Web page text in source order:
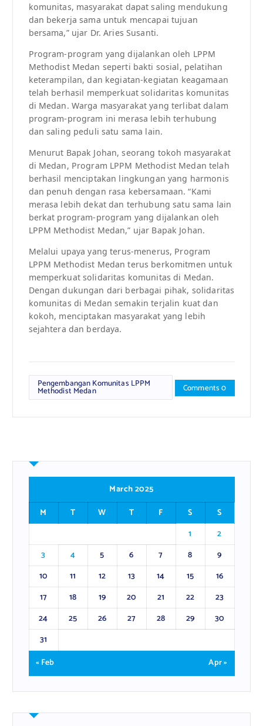
komunitas, masyarakat dapat saling mendukung
dan bekerja sama untuk mencapai tujuan
bersama,” ujar Dr. Aries Susanti.
Program-program yang dijalankan oleh LPPM
Methodist Medan seperti bakti sosial, pelatihan
keterampilan, dan kegiatan-kegiatan keagamaan
telah berhasil memperkuat solidaritas komunitas
di Medan. Warga masyarakat yang terlibat dalam
program-program ini merasa lebih terhubung
dan saling peduli satu sama lain.
Menurut Bapak Johan, seorang tokoh masyarakat
di Medan, Program LPPM Methodist Medan telah
berhasil menciptakan lingkungan yang harmonis
dan penuh dengan rasa kebersamaan. “Kami
merasa lebih dekat dan terhubung satu sama lain
berkat program-program yang dijalankan oleh
LPPM Methodist Medan,” ujar Bapak Johan.
Melalui upaya yang terus-menerus, Program
LPPM Methodist Medan terus berkomitmen untuk
memperkuat solidaritas komunitas di Medan.
Dengan dukungan dari berbagai pihak, solidaritas
komunitas di Medan semakin terjalin kuat dan
kokoh, menciptakan masyarakat yang lebih
sejahtera dan berdaya.
Pengembangan Komunitas LPPM
Methodist Medan Comments 0
March 2025
M
T W T F S
S
1
2
3
4 5 6 7 8
9
10
11 12 13 14 15
16
17
18 19 20 21 22
23
24
25 26 27 28 29
30
31
« Feb
Apr »